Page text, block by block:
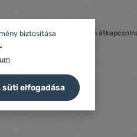
és fennakadás mentesen
elérést biztosítani.
egyedi profilok szerint.
biztosítása
süti elfogadása